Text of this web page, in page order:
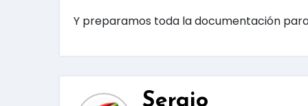
Y preparamos toda la documentación
Sergio